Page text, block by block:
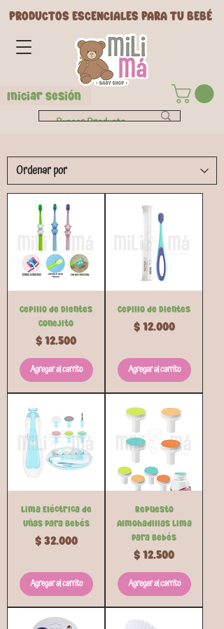
PRODUCTOS ESCENCIALES PARA TU BEBÉ
Iniciar Sesión
Cepillo de Dientes
Conejito
Precio
$ 12.500
Agregar al carrito
Cepillo de Dientes
Precio
$ 12.000
Agregar al carrito
Lima Eléctrica de
Uñas para Bebés
Precio
$ 32.000
Agregar al carrito
Repuesto
Almohadillas Lima
para Bebés
Precio
$ 12.500
Agregar al carrito